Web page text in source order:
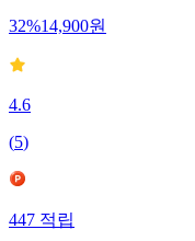
32%14,900원
4.6
(5)
447 적립